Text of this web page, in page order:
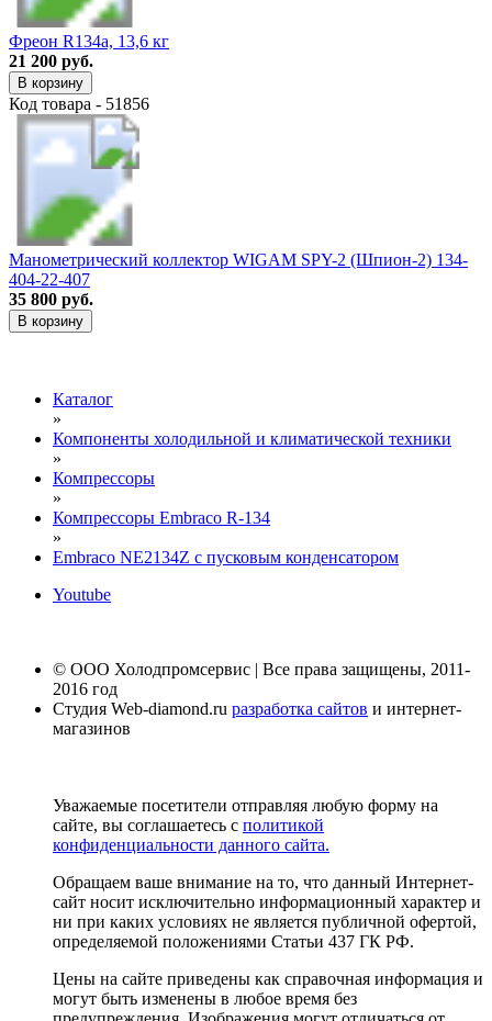
Фреон R134a, 13,6 кг
21 200 руб.
В корзину
Код товара - 51856
Манометрический коллектор WIGAM SPY-2 (Шпион-2) 134-
404-22-407
35 800 руб.
В корзину
Каталог
»
Компоненты холодильной и климатической техники
»
Компрессоры
»
Компрессоры Embraco R-134
»
Embraco NE2134Z с пусковым конденсатором
Youtube
© ООО Холодпромсервис | Все права защищены, 2011-
2016 год
Студия Web-diamond.ru разработка сайтов и интернет-
магазинов
Уважаемые посетители отправляя любую форму на
сайте, вы соглашаетесь с политикой
конфиденциальности данного сайта.
Обращаем ваше внимание на то, что данный Интернет-
сайт носит исключительно информационный характер и
ни при каких условиях не является публичной офертой,
определяемой положениями Статьи 437 ГК РФ.
Цены на сайте приведены как справочная информация и
могут быть изменены в любое время без